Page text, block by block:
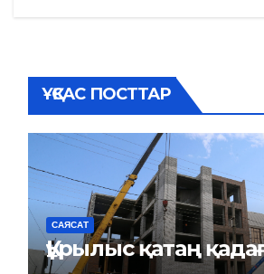
ҰҚСАС ПОСТТАР
САЯСАТ
Құрылыс қатаң